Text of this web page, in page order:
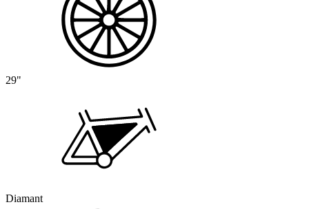
29"
Diamant